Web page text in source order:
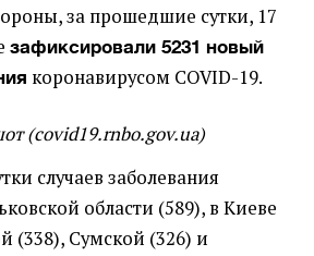
за прошедшие сутки, 17
зафиксировали 5231 новый
коронавирусом COVID-19.
(covid19.rnbo.gov.ua)
случаев заболевания
области (589), в Киеве
(338), Сумской (326) и